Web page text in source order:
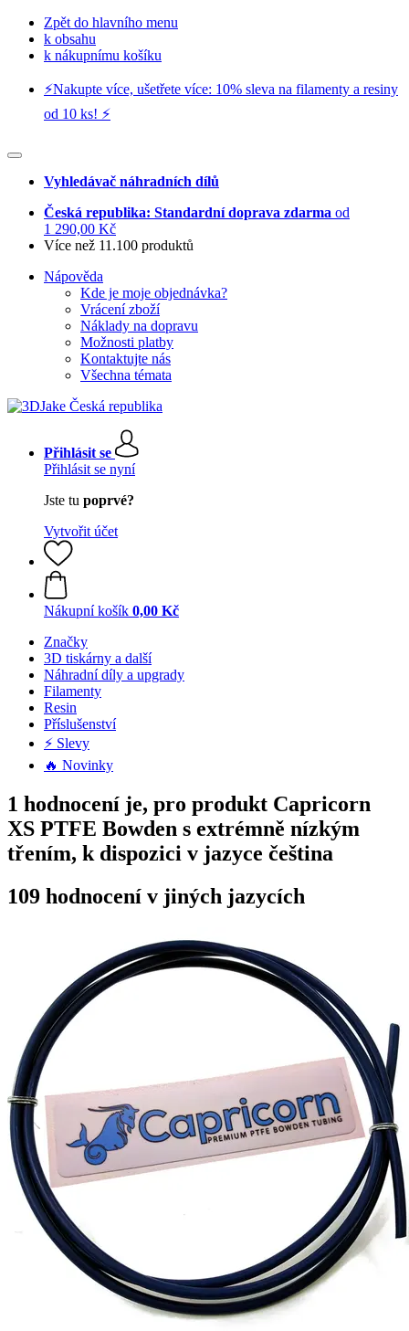
Zpět do hlavního menu
k obsahu
k nákupnímu košíku
⚡️Nakupte více, ušetřete více: 10% sleva na filamenty a resiny
od 10 ks! ⚡️
Vyhledávač náhradních dílů
Česká republika: Standardní doprava zdarma od
1 290,00 Kč
Více než 11.100 produktů
Nápověda
Kde je moje objednávka?
Vrácení zboží
Náklady na dopravu
Možnosti platby
Kontaktujte nás
Všechna témata
Přihlásit se
Přihlásit se nyní
Jste tu poprvé?
Vytvořit účet
Nákupní košík 0,00 Kč
Značky
3D tiskárny a další
Náhradní díly a upgrady
Filamenty
Resin
Příslušenství
⚡ Slevy
🔥 Novinky
1 hodnocení je, pro produkt Capricorn
XS PTFE Bowden s extrémně nízkým
třením, k dispozici v jazyce čeština
109 hodnocení v jiných jazycích